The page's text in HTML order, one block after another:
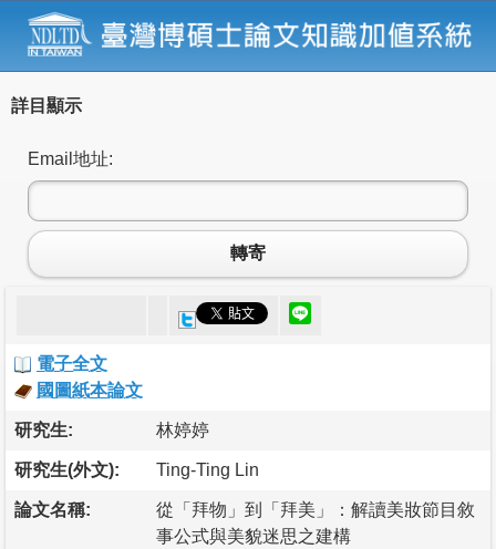
詳目顯示
Email地址:
轉寄
電子全文
國圖紙本論文
研究生: 林婷婷
研究生(外文): Ting-Ting Lin
論文名稱:
從「拜物」到「拜美」：解讀美妝節目敘
事公式與美貌迷思之建構